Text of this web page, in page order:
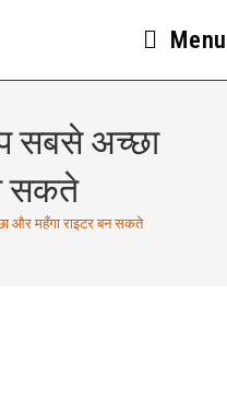
Menu
सबसे अच्छा
सकते
और महँगा राइटर बन सकते